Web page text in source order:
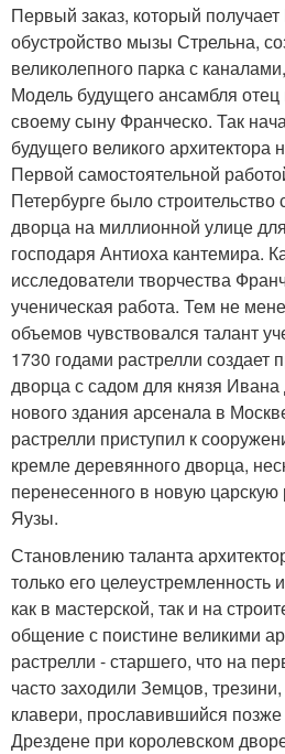
Первый заказ, который
обустройство мызы Стрельна,
великолепного парка с
Модель будущего ансамбля отец
своему сыну Франческо. Так
будущего великого архитектора
Первой самостоятельной
Петербурге было строительство
дворца на миллионной улице
господаря Антиоха кантемира.
исследователи творчества
ученическая работа. Тем не
объемов чувствовался талант
1730 годами растрелли создает
дворца с садом для князя Ивана
нового здания арсенала в
растрелли приступил к
кремле деревянного дворца,
перенесенного в новую
Яузы.
Становлению таланта
только его целеустремленность
как в мастерской, так и на
общение с поистине великими
растрелли - старшего, что на
часто заходили Земцов,
клавери, прославившийся
Дрездене при королевском